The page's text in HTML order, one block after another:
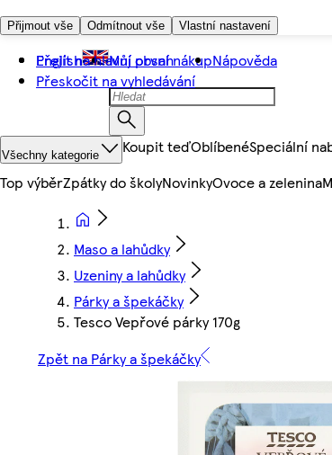
Přijmout vše Odmítnout vše Vlastní nastavení
Přejít na hlavní obsah
Přeskočit na vyhledávání
English Můj první nákupNápověda
Všechny kategorie Koupit teďOblíbenéSpeciální
Top výběrZpátky do školyNovinkyOvoce a zelenina
Maso a lahůdky
Uzeniny a lahůdky
Párky a špekáčky
Tesco Vepřové párky 170g
Zpět na Párky a špekáčky